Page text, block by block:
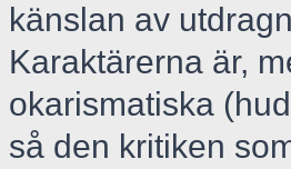
känslan av
Karaktärerna är,
okarismatiska
så den kritiken